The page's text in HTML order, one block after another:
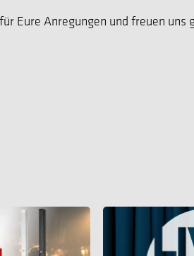
Eure Anregungen und freuen uns